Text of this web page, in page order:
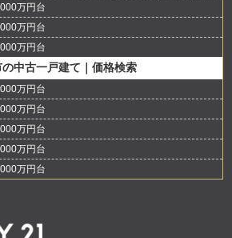
万円台
万円台
万円台
中古一戸建て｜価格検索
万円台
万円台
万円台
万円台
万円台